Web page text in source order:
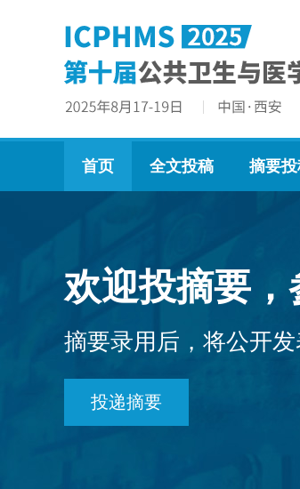
首页 全文投稿 摘要
欢迎投摘要
摘要录用后，将公开
投递摘要